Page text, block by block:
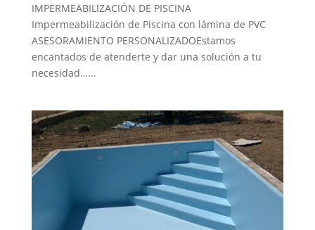
IMPERMEABILIZACIÓN DE PISCINA
Impermeabilización de Piscina con lámina de PVC
ASESORAMIENTO PERSONALIZADOEstamos
encantados de atenderte y dar una solución a tu
necesidad…...